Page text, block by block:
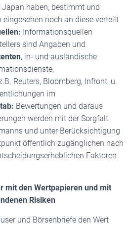
haben, bestimmt und
eingesehen noch an diese verteilt
Informationsquellen
sind Angaben und
, in- und ausländische
Reuters, Bloomberg, Infront, u.
im
Bewertungen und daraus
werden mit der Sorgfalt
und unter Berücksichtigung
öffentlich zugänglichen nach
Faktoren
mit den Wertpapieren und mit
Risiken
und Börsenbriefe den Wert